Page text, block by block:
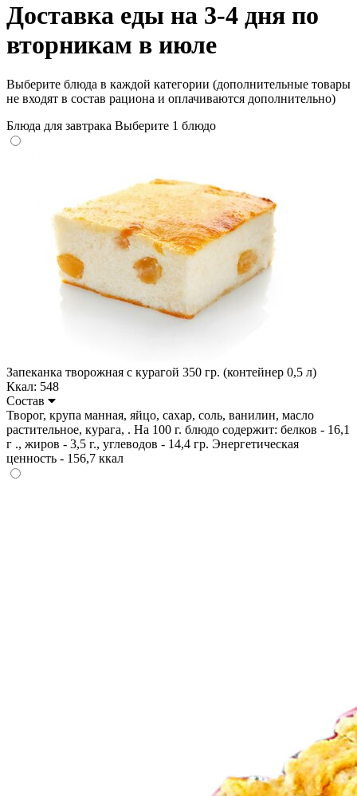
Доставка еды на 3-4 дня по
вторникам в июле
Выберите блюда в каждой категории (дополнительные товары
не входят в состав рациона и оплачиваются дополнительно)
Блюда для завтрака Выберите 1 блюдо
Запеканка творожная с курагой 350 гр. (контейнер 0,5 л)
Ккал: 548
Состав
Творог, крупа манная, яйцо, сахар, соль, ванилин, масло
растительное, курага, . На 100 г. блюдо содержит: белков - 16,1
г ., жиров - 3,5 г., углеводов - 14,4 гр. Энергетическая
ценность - 156,7 ккал